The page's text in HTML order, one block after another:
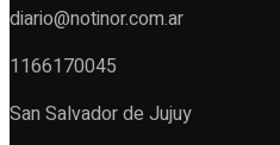
diario@notinor.com.ar
1166170045
San Salvador de Jujuy